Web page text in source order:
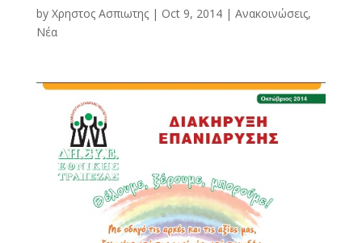
by Χρηστος Ασπιωτης| Oct 9, 2014| Ανακοινώσεις,
Νέα